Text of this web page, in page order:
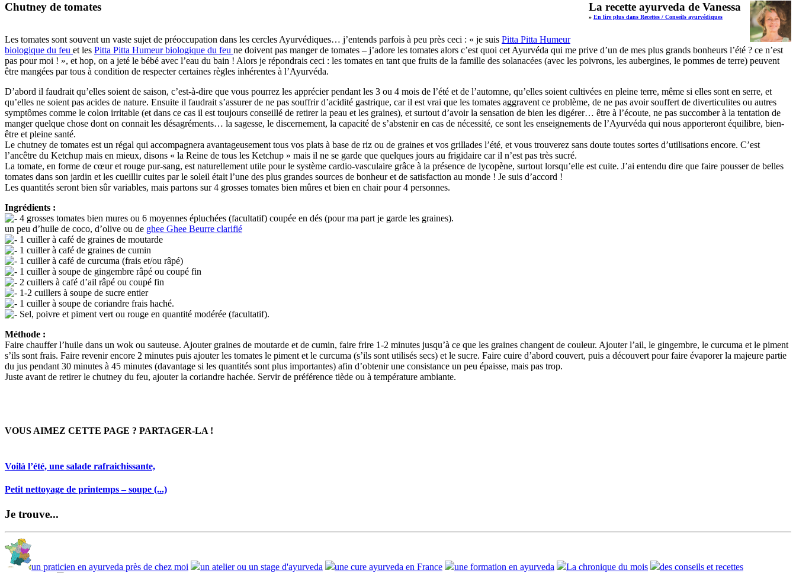
La recette ayurveda de Vanessa
» En lire plus dans Recettes / Conseils ayurvédiques
Chutney de tomates
Les tomates sont souvent un vaste sujet de préoccupation dans les cercles Ayurvédiques… j’entends parfois à peu près ceci : « je suis Pitta Pitta Humeur
biologique du feu et les Pitta Pitta Humeur biologique du feu ne doivent pas manger de tomates – j’adore les tomates alors c’est quoi cet Ayurvéda qui me prive d’un de mes plus grands bonheurs l’été ? ce n’est
pas pour moi ! », et hop, on a jeté le bébé avec l’eau du bain ! Alors je répondrais ceci : les tomates en tant que fruits de la famille des solanacées (avec les poivrons, les aubergines, le pommes de terre) peuvent
être mangées par tous à condition de respecter certaines règles inhérentes à l’Ayurvéda.
D’abord il faudrait qu’elles soient de saison, c’est-à-dire que vous pourrez les apprécier pendant les 3 ou 4 mois de l’été et de l’automne, qu’elles soient cultivées en pleine terre, même si elles sont en serre, et
qu’elles ne soient pas acides de nature. Ensuite il faudrait s’assurer de ne pas souffrir d’acidité gastrique, car il est vrai que les tomates aggravent ce problème, de ne pas avoir souffert de diverticulites ou autres
symptômes comme le colon irritable (et dans ce cas il est toujours conseillé de retirer la peau et les graines), et surtout d’avoir la sensation de bien les digérer… être à l’écoute, ne pas succomber à la tentation de
manger quelque chose dont on connait les désagréments… la sagesse, le discernement, la capacité de s’abstenir en cas de nécessité, ce sont les enseignements de l’Ayurvéda qui nous apporteront équilibre, bien-
être et pleine santé.
Le chutney de tomates est un régal qui accompagnera avantageusement tous vos plats à base de riz ou de graines et vos grillades l’été, et vous trouverez sans doute toutes sortes d’utilisations encore. C’est
l’ancêtre du Ketchup mais en mieux, disons « la Reine de tous les Ketchup » mais il ne se garde que quelques jours au frigidaire car il n’est pas très sucré.
La tomate, en forme de cœur et rouge pur-sang, est naturellement utile pour le système cardio-vasculaire grâce à la présence de lycopène, surtout lorsqu’elle est cuite. J’ai entendu dire que faire pousser de belles
tomates dans son jardin et les cueillir cuites par le soleil était l’une des plus grandes sources de bonheur et de satisfaction au monde ! Je suis d’accord !
Les quantités seront bien sûr variables, mais partons sur 4 grosses tomates bien mûres et bien en chair pour 4 personnes.
Ingrédients :
4 grosses tomates bien mures ou 6 moyennes épluchées (facultatif) coupée en dés (pour ma part je garde les graines).
un peu d’huile de coco, d’olive ou de ghee Ghee Beurre clarifié
1 cuiller à café de graines de moutarde
1 cuiller à café de graines de cumin
1 cuiller à café de curcuma (frais et/ou râpé)
1 cuiller à soupe de gingembre râpé ou coupé fin
2 cuillers à café d’ail râpé ou coupé fin
1-2 cuillers à soupe de sucre entier
1 cuiller à soupe de coriandre frais haché.
Sel, poivre et piment vert ou rouge en quantité modérée (facultatif).
Méthode :
Faire chauffer l’huile dans un wok ou sauteuse. Ajouter graines de moutarde et de cumin, faire frire 1-2 minutes jusqu’à ce que les graines changent de couleur. Ajouter l’ail, le gingembre, le curcuma et le piment
s’ils sont frais. Faire revenir encore 2 minutes puis ajouter les tomates le piment et le curcuma (s’ils sont utilisés secs) et le sucre. Faire cuire d’abord couvert, puis a découvert pour faire évaporer la majeure partie
du jus pendant 30 minutes à 45 minutes (davantage si les quantités sont plus importantes) afin d’obtenir une consistance un peu épaisse, mais pas trop.
Juste avant de retirer le chutney du feu, ajouter la coriandre hachée. Servir de préférence tiède ou à température ambiante.
VOUS AIMEZ CETTE PAGE ? PARTAGER-LA !
Voilà l’été, une salade rafraichissante,
Petit nettoyage de printemps – soupe (...)
Je trouve...
un praticien en ayurveda près de chez moi un atelier ou un stage d'ayurveda une cure ayurveda en France une formation en ayurveda La chronique du mois
des conseils et recettes